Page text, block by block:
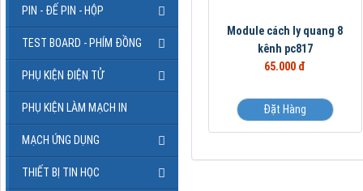
Module cách ly quang 8
kênh pc817
65.000 đ
Đặt Hàng
PIN - ĐẾ PIN - HỘP
TEST BOARD - PHÍM ĐỒNG
PHỤ KIỆN ĐIỆN TỬ
PHỤ KIỆN LÀM MẠCH IN
MẠCH ỨNG DỤNG
THIẾT BỊ TIN HỌC